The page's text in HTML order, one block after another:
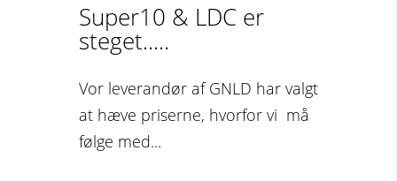
Super10 & LDC er
steget.....
Vor leverandør af GNLD har valgt
at hæve priserne, hvorfor vi må
følge med...